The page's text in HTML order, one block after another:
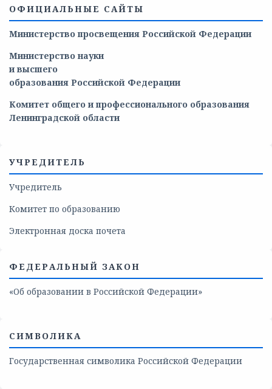
ОФИЦИАЛЬНЫЕ САЙТЫ
Министерство просвещения Российской Федерации
Министерство науки
и высшего
образования Российской Федерации
Комитет общего и профессионального образования
Ленинградской области
УЧРЕДИТЕЛЬ
Учредитель
Комитет по образованию
Электронная доска почета
ФЕДЕРАЛЬНЫЙ ЗАКОН
«Об образовании в Российской Федерации»
СИМВОЛИКА
Государственная символика Российской Федерации